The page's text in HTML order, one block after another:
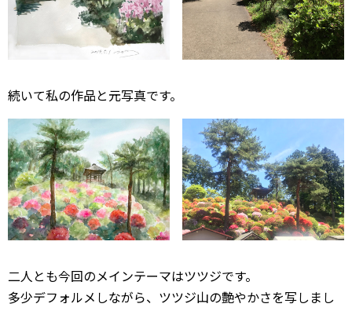
続いて私の作品と元写真です。
二人とも今回のメインテーマはツツジです。
多少デフォルメしながら、ツツジ山の艶やかさを写しまし